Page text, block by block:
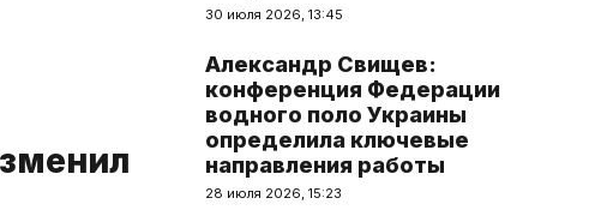
30 июля 2026, 13:45
Александр Свищев:
конференция Федерации
водного поло Украины
определила ключевые
направления работы
28 июля 2026, 15:23